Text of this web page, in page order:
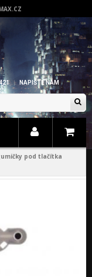
NAPIŠTE NÁM
pod tlačítka